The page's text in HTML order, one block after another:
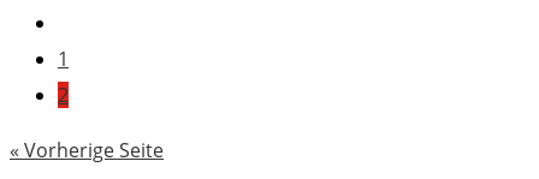
1
2
« Vorherige Seite